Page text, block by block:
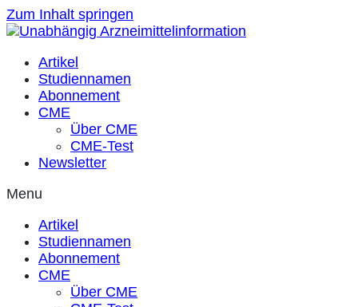
Zum Inhalt springen
Artikel
Studiennamen
Abonnement
CME
Über CME
CME-Test
Newsletter
Menu
Artikel
Studiennamen
Abonnement
CME
Über CME